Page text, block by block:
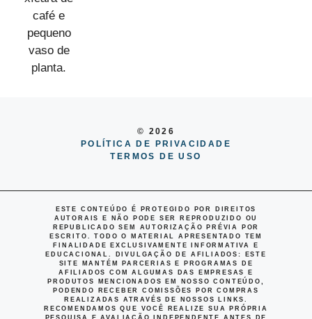
© 2026
POLÍTICA DE PRIVACIDADE
TERMOS DE USO
ESTE CONTEÚDO É PROTEGIDO POR DIREITOS
AUTORAIS E NÃO PODE SER REPRODUZIDO OU
REPUBLICADO SEM AUTORIZAÇÃO PRÉVIA POR
ESCRITO. TODO O MATERIAL APRESENTADO TEM
FINALIDADE EXCLUSIVAMENTE INFORMATIVA E
EDUCACIONAL.
DIVULGAÇÃO DE AFILIADOS : ESTE
SITE MANTÉM PARCERIAS E PROGRAMAS DE
AFILIADOS COM ALGUMAS DAS EMPRESAS E
PRODUTOS MENCIONADOS EM NOSSO CONTEÚDO,
PODENDO RECEBER COMISSÕES POR COMPRAS
REALIZADAS ATRAVÉS DE NOSSOS LINKS.
RECOMENDAMOS QUE VOCÊ REALIZE SUA PRÓPRIA
PESQUISA E AVALIAÇÃO INDEPENDENTE ANTES DE